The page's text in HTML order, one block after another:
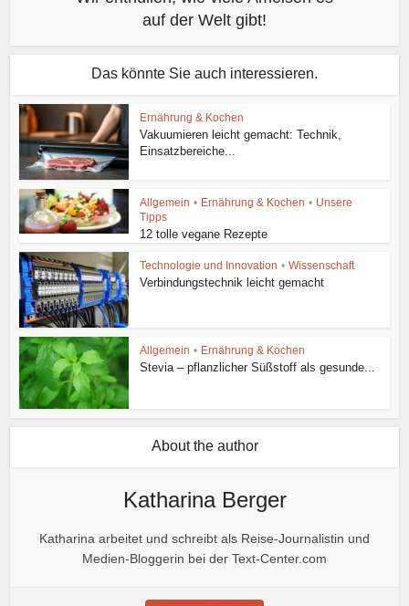
auf der Welt gibt!
Das könnte Sie auch interessieren.
Ernährung & Kochen
Vakuumieren leicht gemacht: Technik,
Einsatzbereiche...
Allgemein • Ernährung & Kochen • Unsere
Tipps
12 tolle vegane Rezepte
Technologie und Innovation • Wissenschaft
Verbindungstechnik leicht gemacht
Allgemein • Ernährung & Kochen
Stevia – pflanzlicher Süßstoff als gesunde...
About the author
Katharina Berger
Katharina arbeitet und schreibt als Reise-Journalistin und
Medien-Bloggerin bei der Text-Center.com